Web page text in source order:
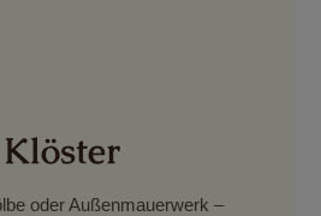
oder Außenmauerwerk –